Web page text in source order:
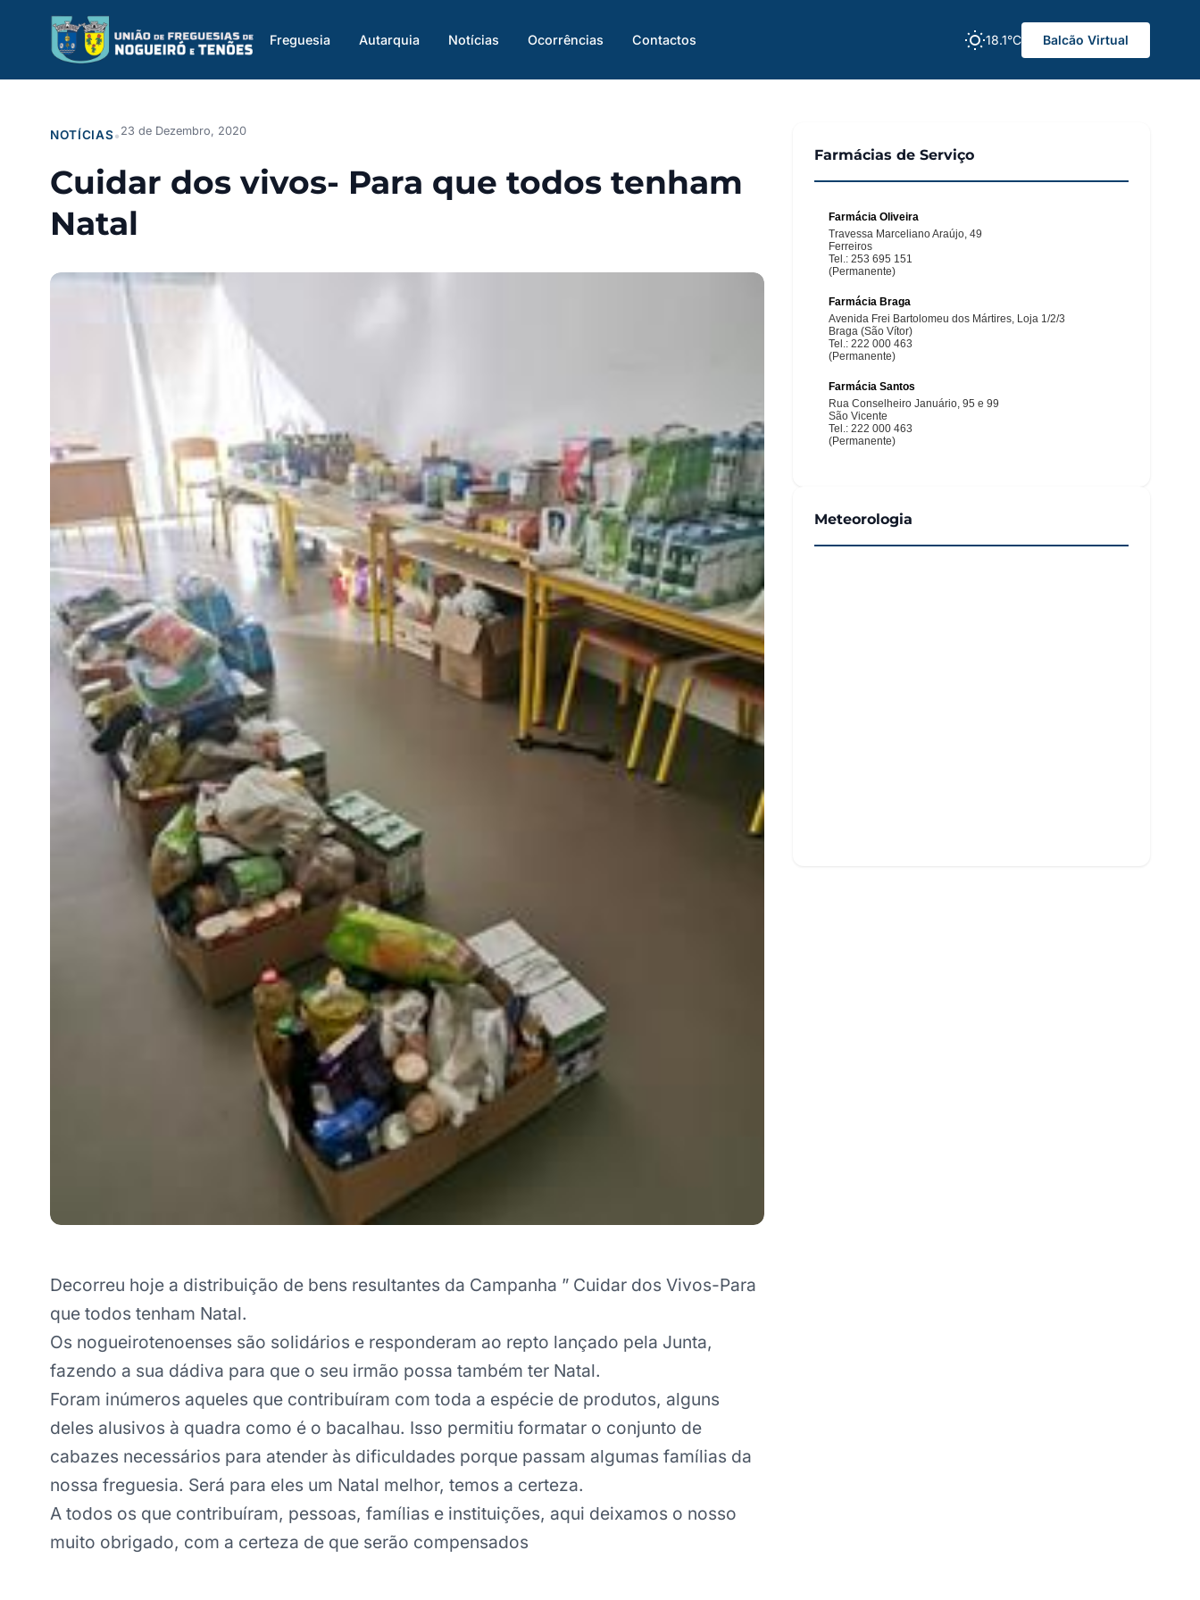
Freguesia Autarquia Notícias Ocorrências Contactos 18.1°C Balcão Virtual
NOTÍCIAS• 23 de Dezembro, 2020
Cuidar dos vivos- Para que todos tenham
Natal
Decorreu hoje a distribuição de bens resultantes da Campanha ” Cuidar dos Vivos-Para
que todos tenham Natal.
Os nogueirotenoenses são solidários e responderam ao repto lançado pela Junta,
fazendo a sua dádiva para que o seu irmão possa também ter Natal.
Foram inúmeros aqueles que contribuíram com toda a espécie de produtos, alguns
deles alusivos à quadra como é o bacalhau. Isso permitiu formatar o conjunto de
cabazes necessários para atender às dificuldades porque passam algumas famílias da
nossa freguesia. Será para eles um Natal melhor, temos a certeza.
A todos os que contribuíram, pessoas, famílias e instituições, aqui deixamos o nosso
muito obrigado, com a certeza de que serão compensados
Farmácias de Serviço
Meteorologia